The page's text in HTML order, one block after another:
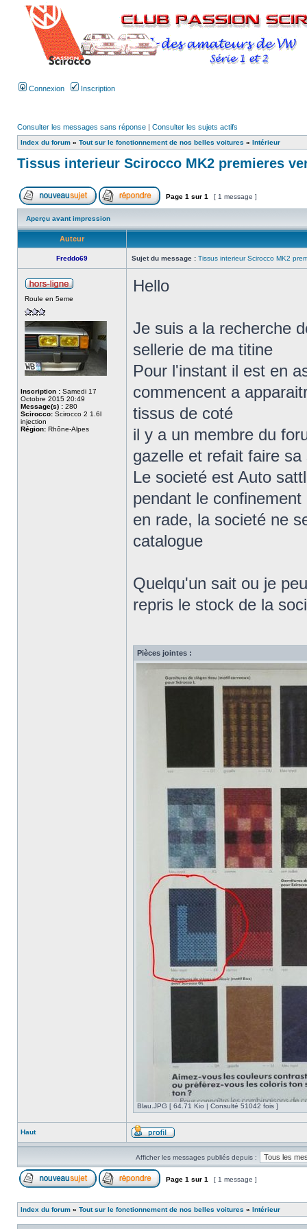
Connexion Inscription
Consulter les messages sans réponse | Consulter les sujets actifs
Index du forum » Tout sur le fonctionnement de nos belles voitures » Intérieur
Tissus interieur Scirocco MK2 premieres
Page 1 sur 1 [ 1 message ]
Aperçu avant impression
Auteur
Freddo69 Sujet du message : Tissus interieur Scirocco MK2
Roule en 5eme
Inscription : Samedi 17
Octobre 2015 20:49
Message(s) : 280
Scirocco: Scirocco 2 1.6l
injection
Région: Rhône-Alpes
Hello
Je suis a la recherche
sellerie de ma titine
Pour l'instant il est en
commencent a
tissus de coté
il y a un membre du
gazelle et refait faire sa
Le societé est Auto
pendant le
en rade, la societé ne
catalogue
Quelqu'un sait ou je
repris le stock de la
Pièces jointes :
Blau.JPG [ 64.71 Kio | Consulté 51042 fois ]
Haut
Afficher les messages publiés depuis :
Page 1 sur 1 [ 1 message ]
Index du forum » Tout sur le fonctionnement de nos belles voitures » Intérieur